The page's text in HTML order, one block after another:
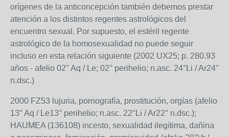
orígenes de la anticoncepción también debemos prestar
atención a los distintos regentes astrológicos del
encuentro sexual. Por supuesto, el estéril regente
astrológico de la homosexualidad no puede seguir
incluso en esta relación siguiente (2002 UX25; p. 280.93
años - afelio 02° Aq / Le; 02° perihelio; n.asc. 24°Li / Ar24°
n.dsc.)
2000 FZ53 lujuria, pornografía, prostitución, orgías (afelio
13° Aq / Le13° perihelio; n.asc. 22°Li / Ar22° n.dsc.);
HAUMEA (136108) incesto, sexualidad ilegítima, dañina